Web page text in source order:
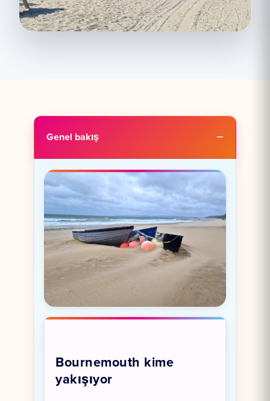
Genel bakış
Bournemouth kime
yakışıyor